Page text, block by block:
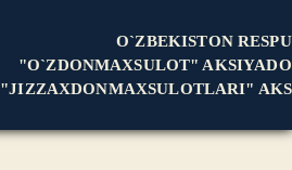
O`ZBEKISTON
"O`ZDONMAXSULOT"
"JIZZAXDONMAXSULOTLARI"